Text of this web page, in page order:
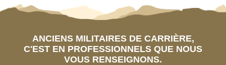
ANCIENS MILITAIRES DE CARRIÈRE,
C'EST EN PROFESSIONNELS QUE NOUS
VOUS RENSEIGNONS.